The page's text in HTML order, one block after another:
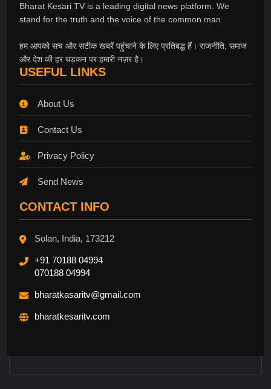
Bharat Kesari TV is a leading digital news platform. We
stand for the truth and the voice of the common man.
हम आपको सच और सटीक खबरें पहुंचाने के लिए प्रतिबद्ध हैं। राजनीति, समाज
और देश की हर धड़कन पर हमारी नज़र है।
USEFUL LINKS
About Us
Contact Us
Privacy Policy
Send News
CONTACT INFO
Solan, India, 173212
+91 70188 04994
070188 04994
bharatkasaritv@gmail.com
bharatkesaritv.com